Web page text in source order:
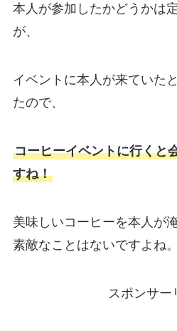
本人が参加したかどうかは
が、
イベントに本人が来ていた
たので、
コーヒーイベントに行くと
すね！
美味しいコーヒーを本人が
素敵なことはないですよね。
スポンサー